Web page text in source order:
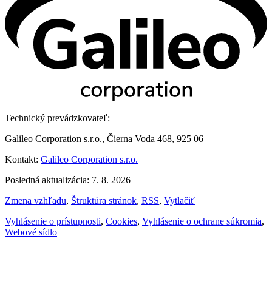
Technický prevádzkovateľ:
Galileo Corporation s.r.o., Čierna Voda 468, 925 06
Kontakt: Galileo Corporation s.r.o.
Posledná aktualizácia: 7. 8. 2026
Zmena vzhľadu, Štruktúra stránok, RSS, Vytlačiť
Vyhlásenie o prístupnosti, Cookies, Vyhlásenie o ochrane súkromia,
Webové sídlo